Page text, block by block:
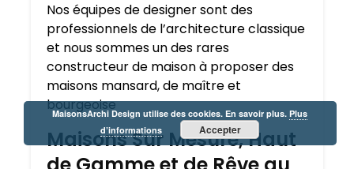
Nos équipes de designer sont des
professionnels de l’architecture classique
et nous sommes un des rares
constructeur de maison à proposer des
maisons mansard, de maître et
bourgeoise
Maisons Sur Mesure, Haut
MaisonsArchi Design utilise des cookies. En savoir plus.Plus
d’informations
Accepter